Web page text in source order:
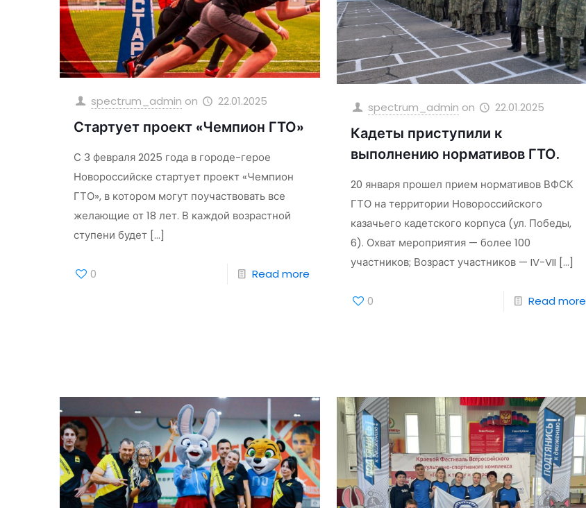
spectrum_admin on 22.01.2025
Стартует проект «Чемпион ГТО»
С 3 февраля 2025 года в городе-герое
Новороссийске стартует проект «Чемпион
ГТО», в котором могут поучаствовать все
желающие от 18 лет. В каждой возрастной
ступени будет[…]
0 Read more
spectrum_admin on 22.01.2025
Кадеты приступили к
выполнению нормативов ГТО.
20 января прошел прием нормативов ВФСК
ГТО на территории Новороссийского
казачьего кадетского корпуса (ул. Победы,
6). Охват мероприятия — более 100
участников; Возраст участников — IV-VII […]
0 Read more